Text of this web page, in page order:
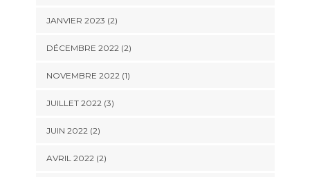
JANVIER 2023 (2)
DÉCEMBRE 2022(2)
NOVEMBRE 2022(1)
JUILLET 2022(3)
JUIN 2022(2)
AVRIL 2022(2)